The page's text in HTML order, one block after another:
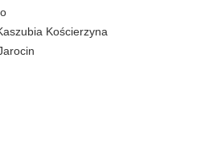
Kościerzyna